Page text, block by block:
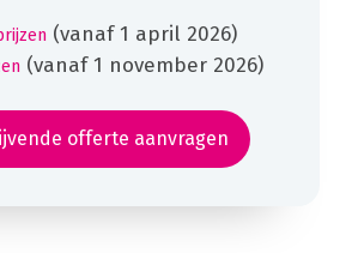
(vanaf 1 april 2026)
(vanaf 1 november 2026)
offerte aanvragen